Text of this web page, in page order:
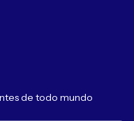
de todo mundo